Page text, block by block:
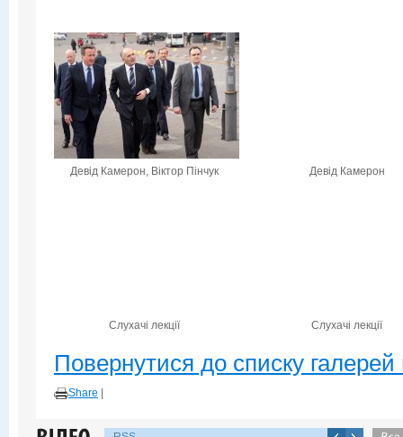
Девід Камерон, Віктор Пінчук Девід Камерон
Слухачі лекції Слухачі лекції
Повернутися до списку галерей
Share